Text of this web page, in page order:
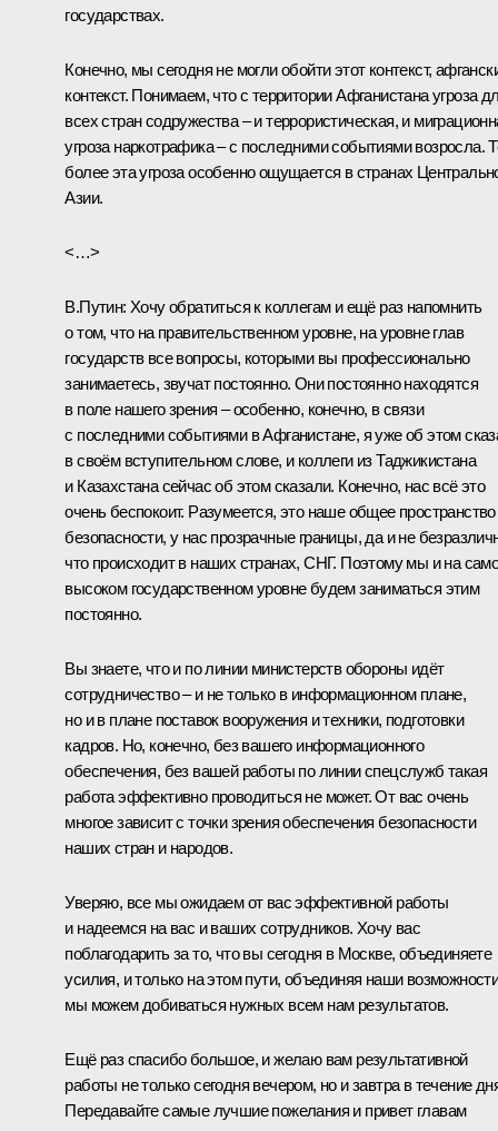
государствах.
Конечно, мы сегодня не могли обойти этот контекст,
контекст. Понимаем, что с территории Афганистана угроза
всех стран содружества – и террористическая, и
угроза наркотрафика – с последними событиями возросла.
более эта угроза особенно ощущается в странах
Азии.
<…>
В.Путин: Хочу обратиться к коллегам и ещё раз напомнить
о том, что на правительственном уровне, на уровне глав
государств все вопросы, которыми вы профессионально
занимаетесь, звучат постоянно. Они постоянно находятся
в поле нашего зрения – особенно, конечно, в связи
с последними событиями в Афганистане, я уже об этом
в своём вступительном слове, и коллеги из Таджикистана
и Казахстана сейчас об этом сказали. Конечно, нас всё это
очень беспокоит. Разумеется, это наше общее пространство
безопасности, у нас прозрачные границы, да и не
что происходит в наших странах, СНГ. Поэтому мы и на
высоком государственном уровне будем заниматься этим
постоянно.
Вы знаете, что и по линии министерств обороны идёт
сотрудничество – и не только в информационном плане,
но и в плане поставок вооружения и техники, подготовки
кадров. Но, конечно, без вашего информационного
обеспечения, без вашей работы по линии спецслужб такая
работа эффективно проводиться не может. От вас очень
многое зависит с точки зрения обеспечения безопасности
наших стран и народов.
Уверяю, все мы ожидаем от вас эффективной работы
и надеемся на вас и ваших сотрудников. Хочу вас
поблагодарить за то, что вы сегодня в Москве, объединяете
усилия, и только на этом пути, объединяя наши
мы можем добиваться нужных всем нам результатов.
Ещё раз спасибо большое, и желаю вам результативной
работы не только сегодня вечером, но и завтра в течение
Передавайте самые лучшие пожелания и привет главам